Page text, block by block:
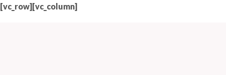
[vc_row][vc_column]